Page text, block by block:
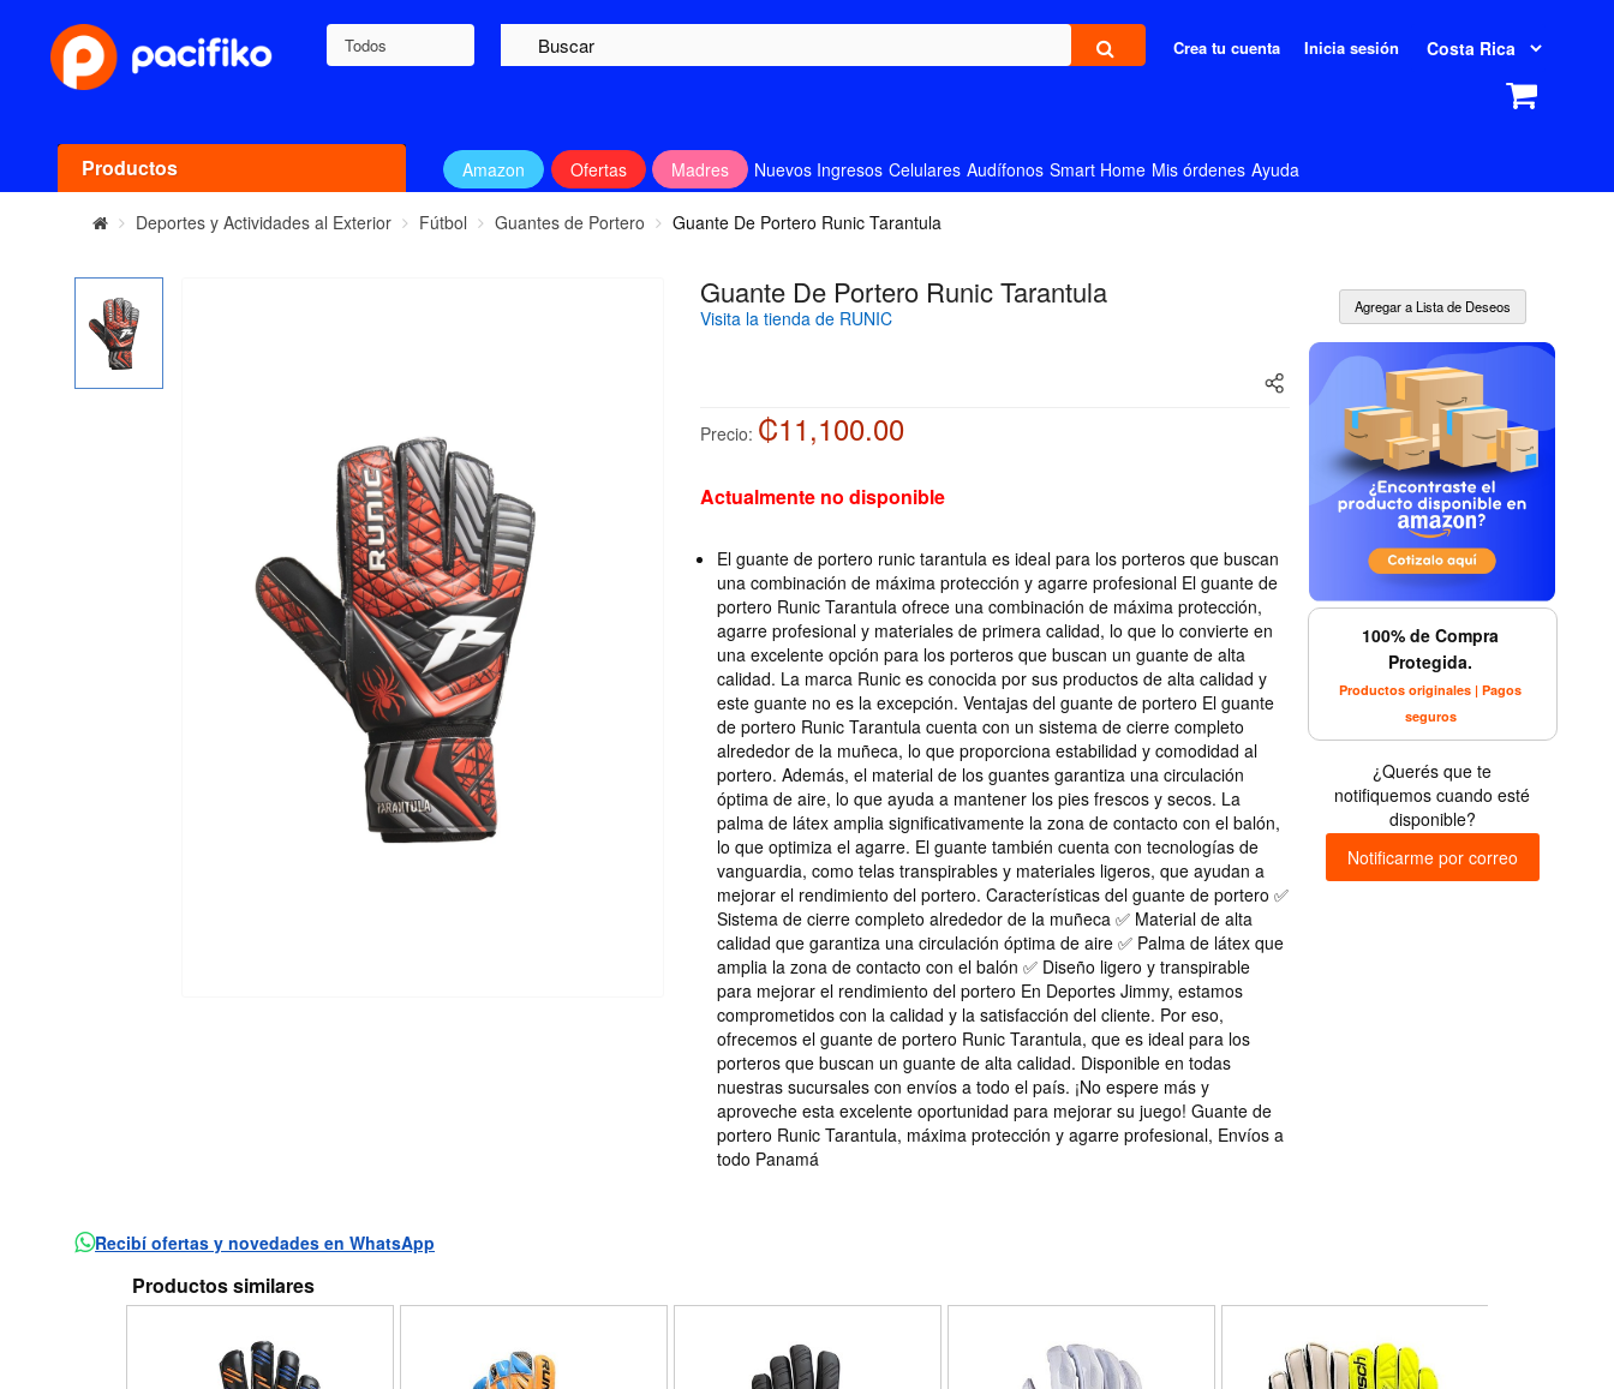
Todos Crea tu cuenta Inicia sesión
Productos Amazon Ofertas Madres Nuevos Ingresos Celulares Audífonos Smart Home Mis órdenes Ayuda
Deportes y Actividades al Exterior Fútbol Guantes de Portero Guante De Portero Runic Tarantula
Guante De Portero Runic Tarantula
Visita la tienda de RUNIC
Precio: ₡11,100.00
Actualmente no disponible
El guante de portero runic tarantula es ideal para los porteros que buscan
una combinación de máxima protección y agarre profesional El guante de
portero Runic Tarantula ofrece una combinación de máxima protección,
agarre profesional y materiales de primera calidad, lo que lo convierte en
una excelente opción para los porteros que buscan un guante de alta
calidad. La marca Runic es conocida por sus productos de alta calidad y
este guante no es la excepción. Ventajas del guante de portero El guante
de portero Runic Tarantula cuenta con un sistema de cierre completo
alrededor de la muñeca, lo que proporciona estabilidad y comodidad al
portero. Además, el material de los guantes garantiza una circulación
óptima de aire, lo que ayuda a mantener los pies frescos y secos. La
palma de látex amplia significativamente la zona de contacto con el balón,
lo que optimiza el agarre. El guante también cuenta con tecnologías de
vanguardia, como telas transpirables y materiales ligeros, que ayudan a
mejorar el rendimiento del portero. Características del guante de portero ✅
Sistema de cierre completo alrededor de la muñeca ✅ Material de alta
calidad que garantiza una circulación óptima de aire ✅ Palma de látex que
amplia la zona de contacto con el balón ✅ Diseño ligero y transpirable
para mejorar el rendimiento del portero En Deportes Jimmy, estamos
comprometidos con la calidad y la satisfacción del cliente. Por eso,
ofrecemos el guante de portero Runic Tarantula, que es ideal para los
porteros que buscan un guante de alta calidad. Disponible en todas
nuestras sucursales con envíos a todo el país. ¡No espere más y
aproveche esta excelente oportunidad para mejorar su juego! Guante de
portero Runic Tarantula, máxima protección y agarre profesional, Envíos a
todo Panamá
100% de Compra
Protegida.
Productos originales | Pagos
seguros
¿Querés que te
notifiquemos cuando esté
disponible?
Notificarme por correo
Recibí ofertas y novedades en WhatsApp
Productos similares